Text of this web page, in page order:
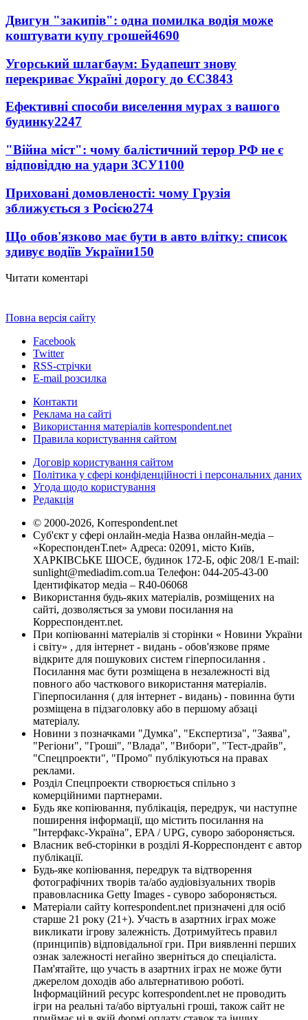
Двигун "закипів": одна помилка водія може
коштувати купу грошей4690
Угорський шлагбаум: Будапешт знову
перекриває Україні дорогу до ЄС3843
Ефективні способи виселення мурах з вашого
будинку2247
"Війна міст": чому балістичний терор РФ не є
відповіддю на удари ЗСУ1100
Приховані домовленості: чому Грузія
зближується з Росією274
Що обов'язково має бути в авто влітку: список
здивує водіїв України150
Читати коментарі
Повна версія сайту
Facebook
Twitter
RSS-стрічки
E-mail розсилка
Контакти
Реклама на сайті
Використання матеріалів korrespondent.net
Правила користування сайтом
Договір користування сайтом
Політика у сфері конфіденційності і персональних даних
Угода щодо користування
Редакція
© 2000-2026, Korrespondent.net
Суб'єкт у сфері онлайн-медіа Назва онлайн-медіа –
«КореспонденТ.net» Адреса: 02091, місто Київ,
ХАРКІВСЬКЕ ШОСЕ, будинок 172-Б, офіс 208/1 E-mail:
sunlight@mediadim.com.ua Телефон: 044-205-43-00
Ідентифікатор медіа – R40-06068
Використання будь-яких матеріалів, розміщених на
сайті, дозволяється за умови посилання на
Корреспондент.net.
При копіюванні матеріалів зі сторінки « Новини України
і світу» , для інтернет - видань - обов'язкове пряме
відкрите для пошукових систем гіперпосилання .
Посилання має бути розміщена в незалежності від
повного або часткового використання матеріалів.
Гіперпосилання ( для інтернет - видань) - повинна бути
розміщена в підзаголовку або в першому абзаці
матеріалу.
Новини з позначками "Думка", "Експертиза", "Заява",
"Регіони", "Гроші", "Влада", "Вибори", "Тест-драйв",
"Спецпроекти", "Промо" публікуються на правах
реклами.
Розділ Спецпроекти створюється спільно з
комерційними партнерами.
Будь яке копіювання, публікація, передрук, чи наступне
поширення інформації, що містить посилання на
"Інтерфакс-Україна", EPA / UPG, суворо забороняється.
Власник веб-сторінки в розділі Я-Корреспондент є автор
публікації.
Будь-яке копіювання, передрук та відтворення
фотографічних творів та/або аудіовізуальних творів
правовласника Getty Images - суворо забороняється.
Матеріали сайту korrespondent.net призначені для осіб
старше 21 року (21+). Участь в азартних іграх може
викликати ігрову залежність. Дотримуйтесь правил
(принципів) відповідальної гри. При виявленні перших
ознак залежності негайно зверніться до спеціаліста.
Пам'ятайте, що участь в азартних іграх не може бути
джерелом доходів або альтернативою роботі.
Інформаційний ресурс korrespondent.net не проводить
ігри на реальні та/або віртуальні гроші, також сайт не